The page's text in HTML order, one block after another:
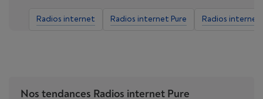
Radios internet Radios internet Pure Radios internet
Nos tendances Radios internet Pure